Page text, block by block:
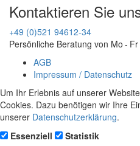
Kontaktieren Sie
+49 (0)521 94612-34
Persönliche Beratung von Mo -
AGB
Impressum / Datenschutz
Um Ihr Erlebnis auf unserer
Cookies. Dazu benötigen wir Ihre
unserer Datenschutzerklärung.
Essenziell
Statistik